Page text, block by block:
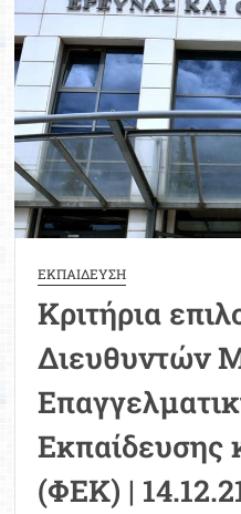
ΔΥΠΑ
–
Ξεκίνησαν
οι
αιτήσεις
ΕΚΠΑΙΔΕΥΣΗ
Κριτήρια
Διευθυντών
Εκπαίδευσης
(ΦΕΚ) |